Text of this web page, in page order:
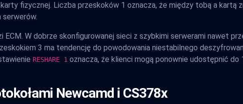
fizycznej. Liczba przeskoków 1 oznacza, że między tobą a kartą
W dobrze skonfigurowanej sieci z szybkimi serwerami nawet
3 ma tendencję do powodowania niestabilnego
RESHARE 1 oznacza, że klienci mogą ponownie udostępnić
Newcamd i CS378x